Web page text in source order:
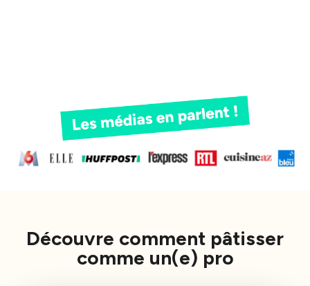
Découvre comment pâtisser
comme un(e) pro